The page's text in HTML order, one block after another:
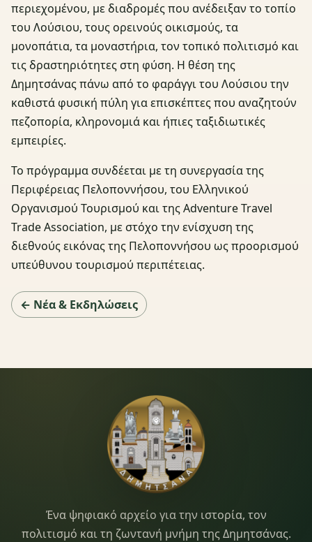
περιεχομένου, με διαδρομές που ανέδειξαν το τοπίο
του Λούσιου, τους ορεινούς οικισμούς, τα
μονοπάτια, τα μοναστήρια, τον τοπικό πολιτισμό και
τις δραστηριότητες στη φύση. Η θέση της
Δημητσάνας πάνω από το φαράγγι του Λούσιου την
καθιστά φυσική πύλη για επισκέπτες που αναζητούν
πεζοπορία, κληρονομιά και ήπιες ταξιδιωτικές
εμπειρίες.
Το πρόγραμμα συνδέεται με τη συνεργασία της
Περιφέρειας Πελοποννήσου, του Ελληνικού
Οργανισμού Τουρισμού και της Adventure Travel
Trade Association, με στόχο την ενίσχυση της
διεθνούς εικόνας της Πελοποννήσου ως προορισμού
υπεύθυνου τουρισμού περιπέτειας.
← Νέα & Εκδηλώσεις
Dimitsana.gr
Ένα ψηφιακό αρχείο για την ιστορία, τον
πολιτισμό και τη ζωντανή μνήμη της Δημητσάνας.